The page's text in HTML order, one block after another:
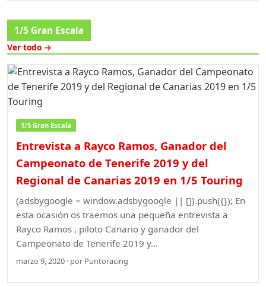
1/5 Gran Escala
Ver todo →
1/5 Gran Escala
Entrevista a Rayco Ramos, Ganador del
Campeonato de Tenerife 2019 y del
Regional de Canarias 2019 en 1/5 Touring
(adsbygoogle = window.adsbygoogle || []).push({}); En
esta ocasión os traemos una pequeña entrevista a
Rayco Ramos , piloto Canario y ganador del
Campeonato de Tenerife 2019 y…
marzo 9, 2020 · por Puntoracing